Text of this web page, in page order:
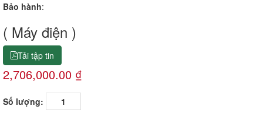
Bảo hành:
( Máy điện )
Tải tập tin
2,706,000.00 ₫
Số lượng: